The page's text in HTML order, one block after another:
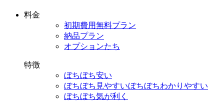
料金
初期費用無料プラン
納品プラン
オプションたち
特徴
ぼちぼち安い
ぼちぼち見やすいぼちぼちわかりやすい
ぼちぼち気が利く